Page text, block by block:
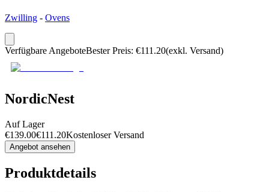
Zwilling - Ovens
Verfügbare AngeboteBester Preis: €111.20(exkl. Versand)
NordicNest
Auf Lager
€139.00€111.20Kostenloser Versand
Angebot ansehen
Produktdetails